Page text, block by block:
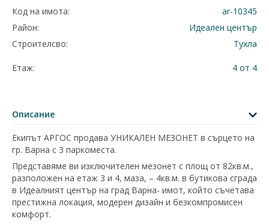
Код на имота:
ar-10345
Район:
Идеален център
Строителсво:
Тухла
Етаж: 4 от 4
Описание
Екипът АРГОС продава УНИКАЛЕН МЕЗОНЕТ в сърцето на
гр. Варна с 3 паркоместа.
Представяме ви изключителен мезонет с площ от 82кв.м.,
разположен на етаж 3 и 4, маза, – 4кв.м. в бутикова сграда
в Идеалният център на град Варна- имот, който съчетава
престижна локация, модерен дизайн и безкомпромисен
комфорт.